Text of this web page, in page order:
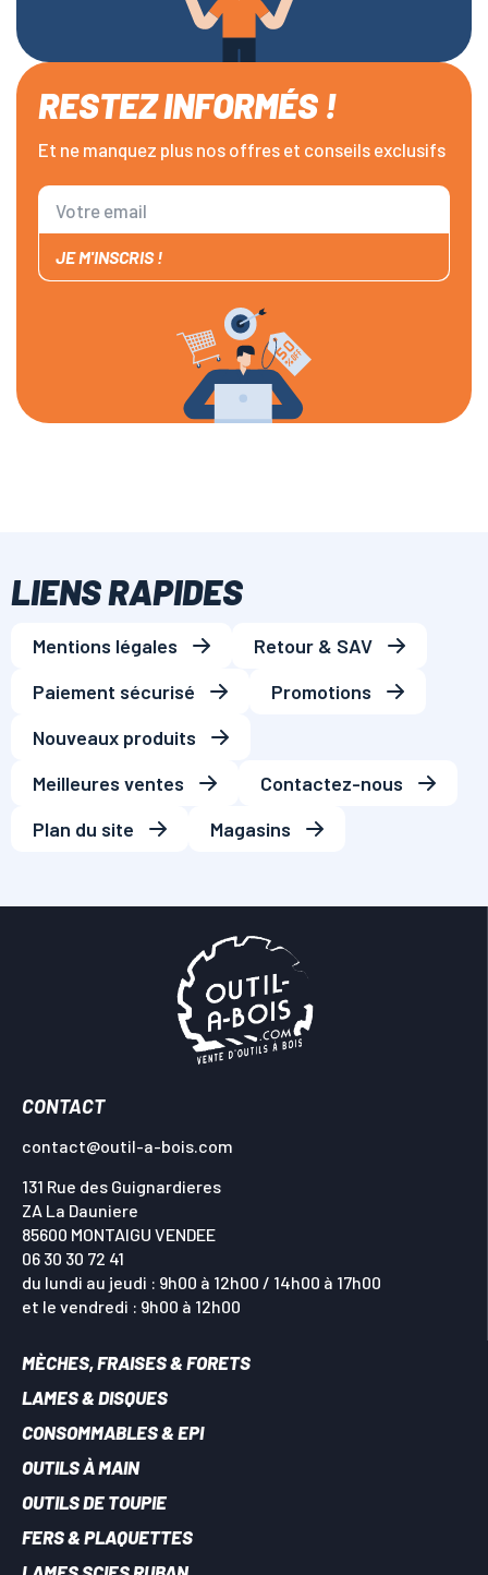
RESTEZ INFORMÉS !
Et ne manquez plus nos offres et conseils exclusifs
JE M'INSCRIS !
LIENS RAPIDES
Mentions légales
Retour & SAV
Paiement sécurisé
Promotions
Nouveaux produits
Meilleures ventes
Contactez-nous
Plan du site
Magasins
CONTACT
contact@outil-a-bois.com
131 Rue des Guignardieres
ZA La Dauniere
85600 MONTAIGU VENDEE
06 30 30 72 41
du lundi au jeudi : 9h00 à 12h00 / 14h00 à 17h00
et le vendredi : 9h00 à 12h00
MÈCHES, FRAISES & FORETS
LAMES & DISQUES
CONSOMMABLES & EPI
OUTILS À MAIN
OUTILS DE TOUPIE
FERS & PLAQUETTES